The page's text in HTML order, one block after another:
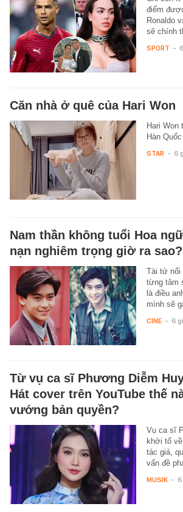
điểm
Ronaldo
sẽ chính
SPORT -
Căn nhà ở quê của Hari Won
Hari Won
Hàn
STAR - 6
Nam thần không tuổi Hoa
nạn nghiêm trọng giờ ra sao?
Tài tử nổi
từng tâm
là điều
mình sẽ
CINE - 6
Từ vụ ca sĩ Phương Diễm
Hát cover trên YouTube thế
vướng bản quyền?
Vụ ca sĩ
khởi tố
tác giả,
vấn đề
MUSIK -